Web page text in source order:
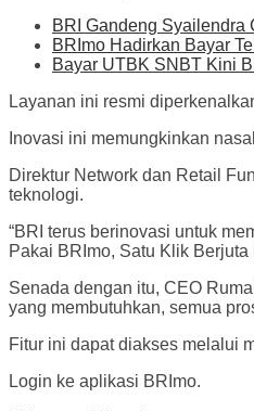
BRI Gandeng Syailendra
BRImo Hadirkan Bayar
Bayar UTBK SNBT Kini
Layanan ini resmi
Inovasi ini memungkinkan
Direktur Network dan Retail
teknologi.
“BRI terus berinovasi untuk
Pakai BRImo, Satu Klik Berjuta
Senada dengan itu, CEO
yang membutuhkan, semua
Fitur ini dapat diakses melalui
Login ke aplikasi BRImo.